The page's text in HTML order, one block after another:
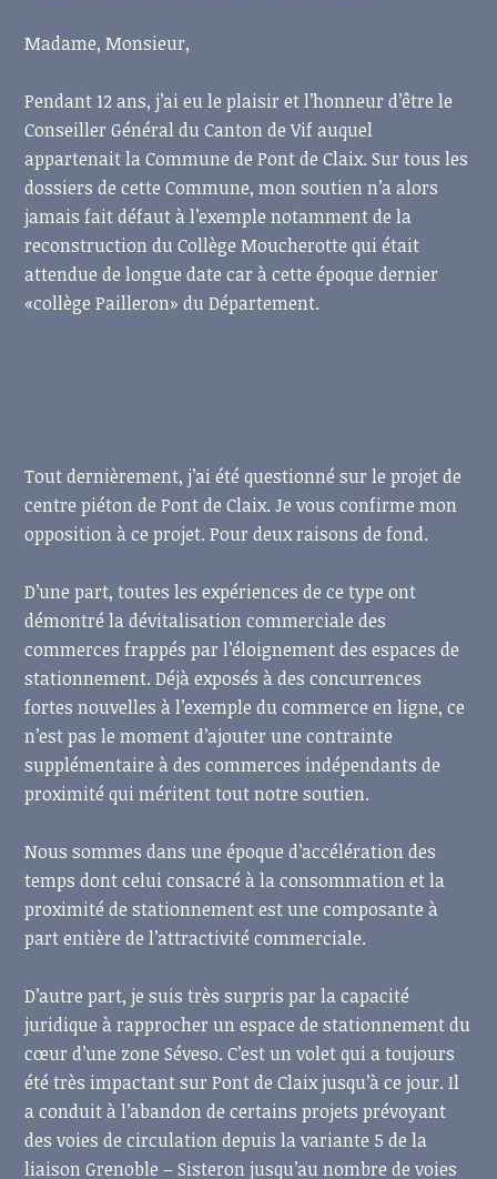
Madame, Monsieur,
Pendant 12 ans, j’ai eu le plaisir et l’honneur d’être le
Conseiller Général du Canton de Vif auquel
appartenait la Commune de Pont de Claix. Sur tous les
dossiers de cette Commune, mon soutien n’a alors
jamais fait défaut à l’exemple notamment de la
reconstruction du Collège Moucherotte qui était
attendue de longue date car à cette époque dernier
«collège Pailleron» du Département.
Tout dernièrement, j’ai été questionné sur le projet de
centre piéton de Pont de Claix. Je vous confirme mon
opposition à ce projet. Pour deux raisons de fond.
D’une part, toutes les expériences de ce type ont
démontré la dévitalisation commerciale des
commerces frappés par l’éloignement des espaces de
stationnement. Déjà exposés à des concurrences
fortes nouvelles à l’exemple du commerce en ligne, ce
n’est pas le moment d’ajouter une contrainte
supplémentaire à des commerces indépendants de
proximité qui méritent tout notre soutien.
Nous sommes dans une époque d’accélération des
temps dont celui consacré à la consommation et la
proximité de stationnement est une composante à
part entière de l’attractivité commerciale.
D’autre part, je suis très surpris par la capacité
juridique à rapprocher un espace de stationnement du
cœur d’une zone Séveso. C’est un volet qui a toujours
été très impactant sur Pont de Claix jusqu’à ce jour. Il
a conduit à l’abandon de certains projets prévoyant
des voies de circulation depuis la variante 5 de la
liaison Grenoble – Sisteron jusqu’au nombre de voies